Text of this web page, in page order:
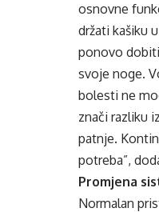
osnovne
držati kašiku
ponovo
svoje noge.
bolesti ne
znači razliku
patnje.
potreba”,
Promjena
Normalan